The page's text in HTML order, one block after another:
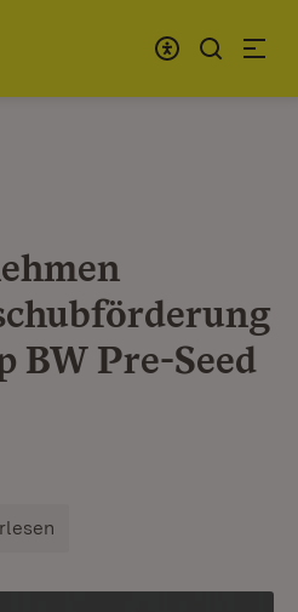
BW Pre-Seed